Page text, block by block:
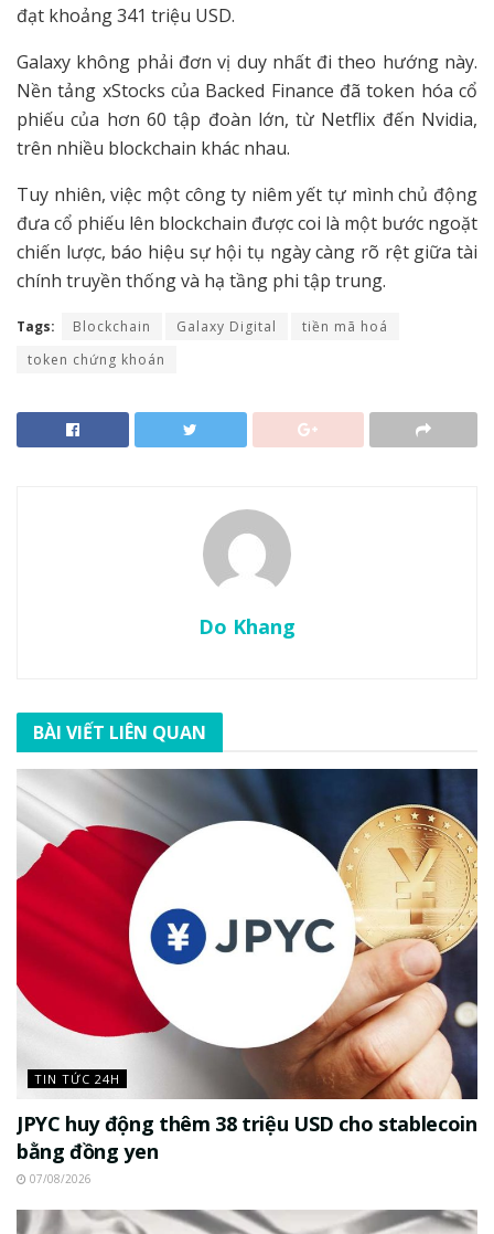
đạt khoảng 341 triệu USD.
Galaxy không phải đơn vị duy nhất đi theo hướng này.
Nền tảng xStocks của Backed Finance đã token hóa cổ
phiếu của hơn 60 tập đoàn lớn, từ Netflix đến Nvidia,
trên nhiều blockchain khác nhau.
Tuy nhiên, việc một công ty niêm yết tự mình chủ động
đưa cổ phiếu lên blockchain được coi là một bước ngoặt
chiến lược, báo hiệu sự hội tụ ngày càng rõ rệt giữa tài
chính truyền thống và hạ tầng phi tập trung.
Tags: Blockchain Galaxy Digital
tiền mã hoá
token chứng khoán
Do Khang
BÀI VIẾT LIÊN QUAN
TIN TỨC 24H
JPYC huy động thêm 38 triệu USD cho stablecoin
bằng đồng yen
07/08/2026